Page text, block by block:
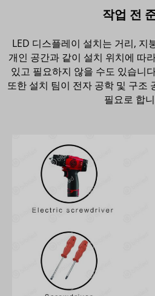
작업 전
LED 디스플레이 설치는 거리, 지
개인 공간과 같이 설치 위치에 따
있고 필요하지 않을 수도 있습니
또한 설치 팀이 전자 공학 및 구조
필요로 합